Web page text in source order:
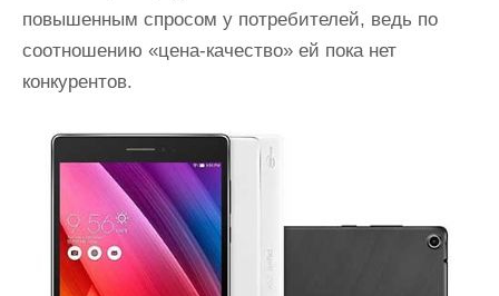
повышенным спросом у потребителей, ведь по
соотношению «цена-качество» ей пока нет
конкурентов.